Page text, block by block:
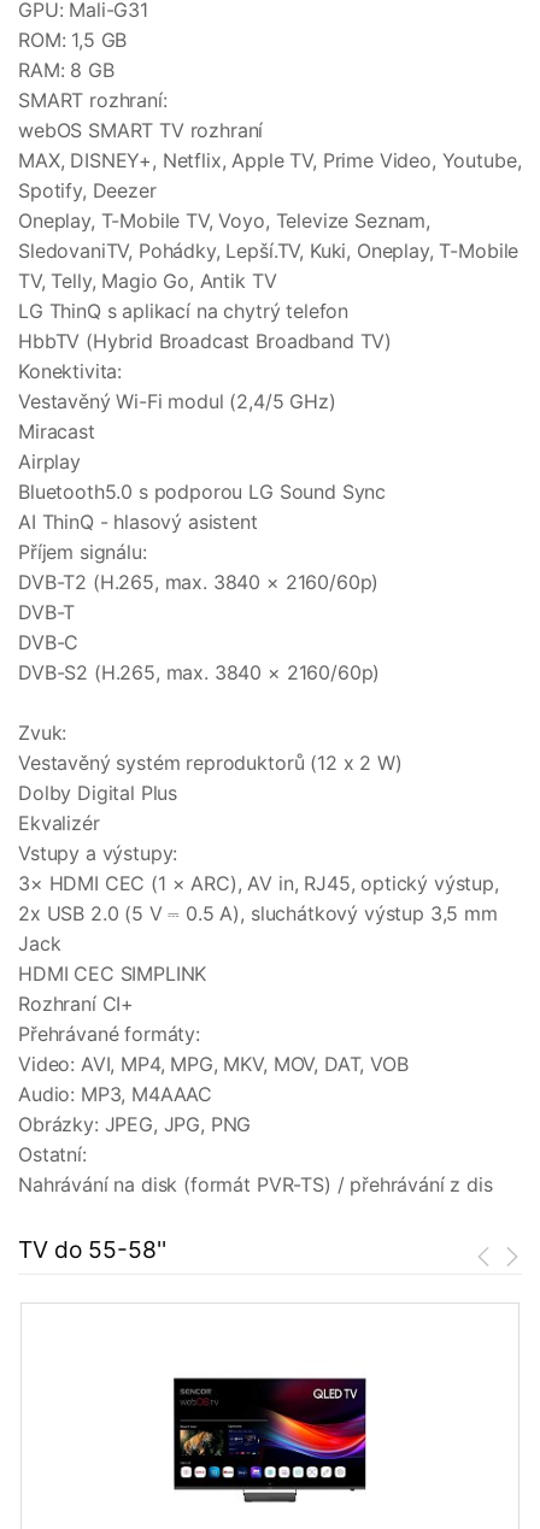
GPU: Mali-G31
ROM: 1,5 GB
RAM: 8 GB
SMART rozhraní:
webOS SMART TV rozhraní
MAX, DISNEY+, Netflix, Apple TV, Prime Video, Youtube,
Spotify, Deezer
Oneplay, T-Mobile TV, Voyo, Televize Seznam,
SledovaniTV, Pohádky, Lepší.TV, Kuki, Oneplay, T-Mobile
TV, Telly, Magio Go, Antik TV
LG ThinQ s aplikací na chytrý telefon
HbbTV (Hybrid Broadcast Broadband TV)
Konektivita:
Vestavěný Wi-Fi modul (2,4/5 GHz)
Miracast
Airplay
Bluetooth5.0 s podporou LG Sound Sync
AI ThinQ - hlasový asistent
Příjem signálu:
DVB-T2 (H.265, max. 3840 × 2160/60p)
DVB-T
DVB-C
DVB-S2 (H.265, max. 3840 × 2160/60p)
Zvuk:
Vestavěný systém reproduktorů (12 x 2 W)
Dolby Digital Plus
Ekvalizér
Vstupy a výstupy:
3× HDMI CEC (1 × ARC), AV in, RJ45, optický výstup,
2x USB 2.0 (5 V ⎓ 0.5 A), sluchátkový výstup 3,5 mm
Jack
HDMI CEC SIMPLINK
Rozhraní CI+
Přehrávané formáty:
Video: AVI, MP4, MPG, MKV, MOV, DAT, VOB
Audio: MP3, M4AAAC
Obrázky: JPEG, JPG, PNG
Ostatní:
Nahrávání na disk (formát PVR-TS) / přehrávání z dis
TV do 55-58''